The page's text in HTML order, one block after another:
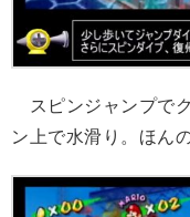
スピンジャンプで
ン上で水滑り。ほん